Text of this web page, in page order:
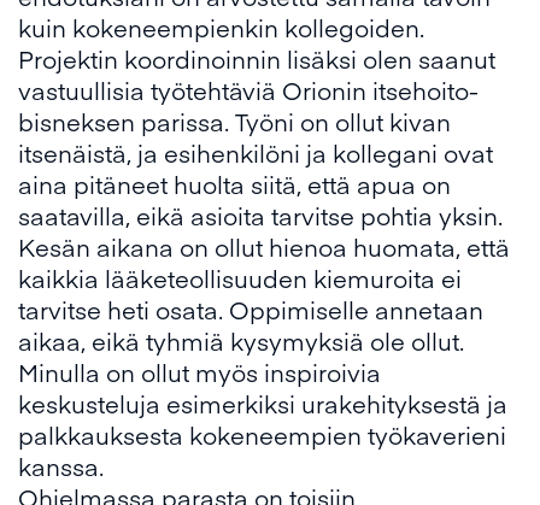
kuin kokeneempienkin kollegoiden.
Projektin koordinoinnin lisäksi olen saanut
vastuullisia työtehtäviä Orionin itsehoito-
bisneksen parissa. Työni on ollut kivan
itsenäistä, ja esihenkilöni ja kollegani ovat
aina pitäneet huolta siitä, että apua on
saatavilla, eikä asioita tarvitse pohtia yksin.
Kesän aikana on ollut hienoa huomata, että
kaikkia lääketeollisuuden kiemuroita ei
tarvitse heti osata. Oppimiselle annetaan
aikaa, eikä tyhmiä kysymyksiä ole ollut.
Minulla on ollut myös inspiroivia
keskusteluja esimerkiksi urakehityksestä ja
palkkauksesta kokeneempien työkaverieni
kanssa.
Ohjelmassa parasta on toisiin